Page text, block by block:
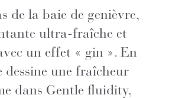
de la baie de genièvre,
ultra-fraîche et
un effet « gin ». En
dessine une fraîcheur
dans Gentle fluidity,